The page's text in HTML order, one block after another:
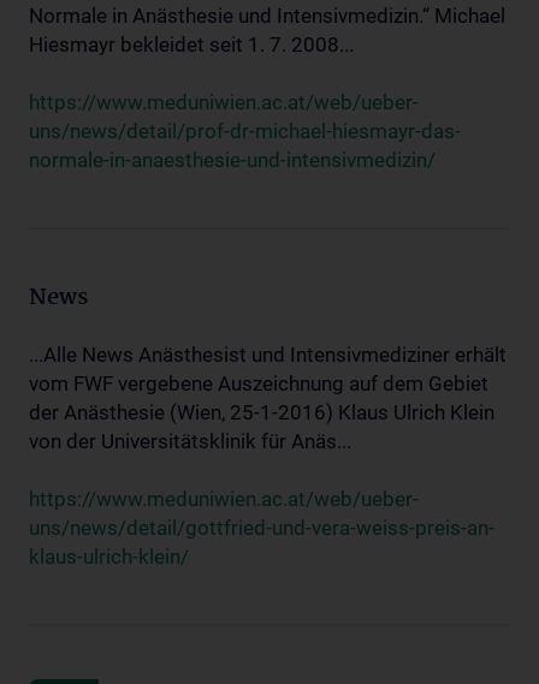
Normale in Anästhesie und Intensivmedizin.“ Michael
Hiesmayr bekleidet seit 1. 7. 2008...
https://www.meduniwien.ac.at/web/ueber-
uns/news/detail/prof-dr-michael-hiesmayr-das-
normale-in-anaesthesie-und-intensivmedizin/
News
...Alle News Anästhesist und Intensivmediziner erhält
vom FWF vergebene Auszeichnung auf dem Gebiet
der Anästhesie (Wien, 25-1-2016) Klaus Ulrich Klein
von der Universitätsklinik für Anäs...
https://www.meduniwien.ac.at/web/ueber-
uns/news/detail/gottfried-und-vera-weiss-preis-an-
klaus-ulrich-klein/